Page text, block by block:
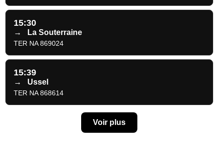
15:30
→ La Souterraine
TER NA 869024
15:39
→ Ussel
TER NA 868614
Voir plus